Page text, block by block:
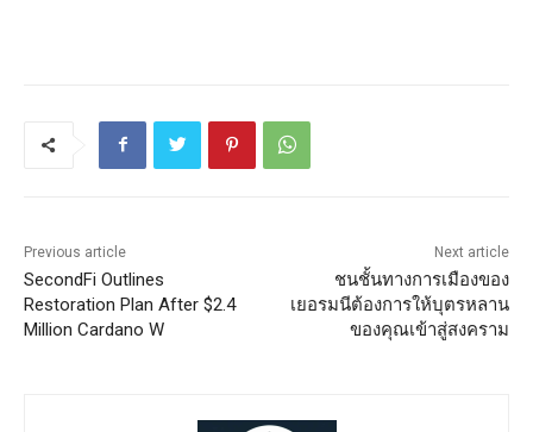
Previous article
SecondFi Outlines
Restoration Plan After $2.4
Million Cardano W
Next article
ชนชั้นทางการเมืองของ
เยอรมนีต้องการให้บุตรหลาน
ของคุณเข้าสู่สงคราม